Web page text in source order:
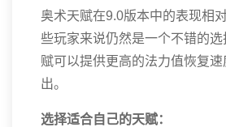
奥术天赋在9.0版本中的表现相
些玩家来说仍然是一个不错的
赋可以提供更高的法力值恢复
出。
选择适合自己的天赋：